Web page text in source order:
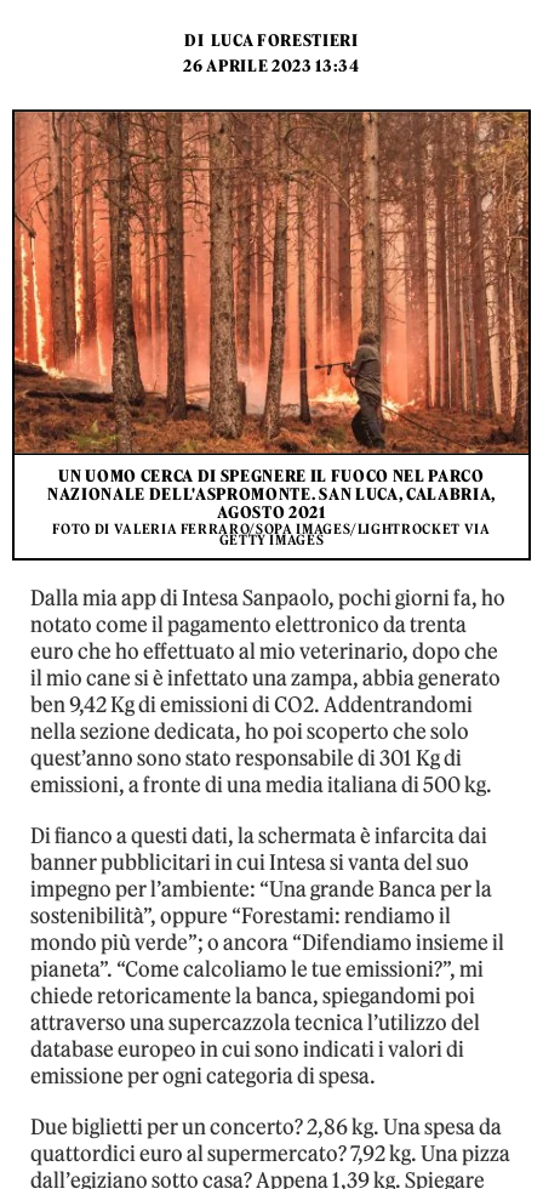
DI LUCA FORESTIERI
26 APRILE 2023 13:34
UN UOMO CERCA DI SPEGNERE IL FUOCO NEL PARCO
NAZIONALE DELL'ASPROMONTE. SAN LUCA, CALABRIA,
AGOSTO 2021
FOTO DI VALERIA FERRARO/SOPA IMAGES/LIGHTROCKET VIA
GETTY IMAGES
Dalla mia app di Intesa Sanpaolo, pochi giorni fa, ho
notato come il pagamento elettronico da trenta
euro che ho effettuato al mio veterinario, dopo che
il mio cane si è infettato una zampa, abbia generato
ben 9,42 Kg di emissioni di CO2. Addentrandomi
nella sezione dedicata, ho poi scoperto che solo
quest’anno sono stato responsabile di 301 Kg di
emissioni, a fronte di una media italiana di 500 kg.
Di fianco a questi dati, la schermata è infarcita dai
banner pubblicitari in cui Intesa si vanta del suo
impegno per l’ambiente: “Una grande Banca per la
sostenibilità”, oppure “Forestami: rendiamo il
mondo più verde”; o ancora “Difendiamo insieme il
pianeta”. “Come calcoliamo le tue emissioni?”, mi
chiede retoricamente la banca, spiegandomi poi
attraverso una supercazzola tecnica l’utilizzo del
database europeo in cui sono indicati i valori di
emissione per ogni categoria di spesa.
Due biglietti per un concerto? 2,86 kg. Una spesa da
quattordici euro al supermercato? 7,92 kg. Una pizza
dall’egiziano sotto casa? Appena 1,39 kg. Spiegare